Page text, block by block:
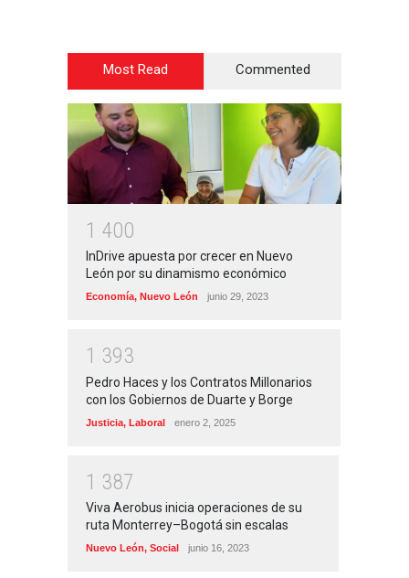
Most Read Commented
1 400
InDrive apuesta por crecer en Nuevo
León por su dinamismo económico
Economía, Nuevo León junio 29, 2023
1 393
Pedro Haces y los Contratos Millonarios
con los Gobiernos de Duarte y Borge
Justicia, Laboral enero 2, 2025
1 387
Viva Aerobus inicia operaciones de su
ruta Monterrey–Bogotá sin escalas
Nuevo León, Social junio 16, 2023